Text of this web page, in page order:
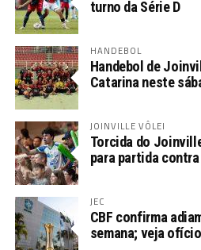
turno da Série D
HANDEBOL
Handebol de
Catarina neste
JOINVILLE VÔLEI
Torcida do
para partida
JEC
CBF confirma
semana; veja ofício